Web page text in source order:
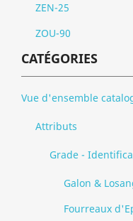
ZEN-25
ZOU-90
CATÉGORIES
Vue d'ensemble
Attributs
Grade -
Galon &
Fourreaux